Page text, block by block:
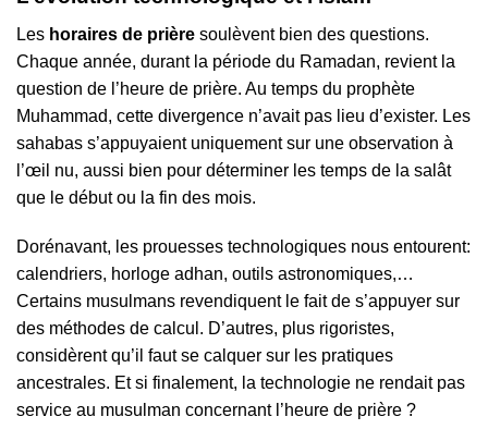
Les horaires de prière soulèvent bien des questions.
Chaque année, durant la période du Ramadan, revient la
question de l’heure de prière. Au temps du prophète
Muhammad, cette divergence n’avait pas lieu d’exister. Les
sahabas s’appuyaient uniquement sur une observation à
l’œil nu, aussi bien pour déterminer les temps de la salât
que le début ou la fin des mois.
Dorénavant, les prouesses technologiques nous entourent:
calendriers, horloge adhan, outils astronomiques,…
Certains musulmans revendiquent le fait de s’appuyer sur
des méthodes de calcul. D’autres, plus rigoristes,
considèrent qu’il faut se calquer sur les pratiques
ancestrales. Et si finalement, la technologie ne rendait pas
service au musulman concernant l’heure de prière ?